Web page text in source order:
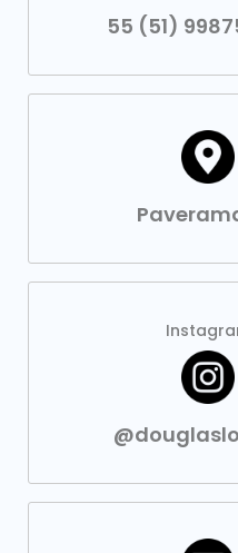
55 (51)